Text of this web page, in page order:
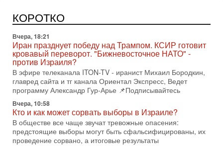
КОРОТКО
против Израиля?
В эфире телеканала ITON-TV - иранист Михаил Бородкин,
главред сайта и тг канала Ориентал Экспресс, Ведет
программу Александр Гур-Арье 📌Подписывайтесь
Вчера, 10:58
Кто и как может сорвать выборы в Израиле?
В обществе все чаще звучат тревожные опасения:
предстоящие выборы могут быть сфальсифицированы, их
проведение сорвано, а итоговые результаты
Вчера, 10:16
Нью-Йорк готовится к визиту Нетаниягу - НОВОСТИ
09/08/2026
Полиция Нью-Йорка готовится усилить меры безопасности
перед ожидаемым визитом премьер-министра Биньямина